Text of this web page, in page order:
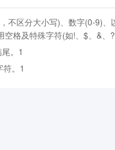
不区分大小写)、数字(0-9)、
空格及特殊字符(如!、$、&、
。1
符。1